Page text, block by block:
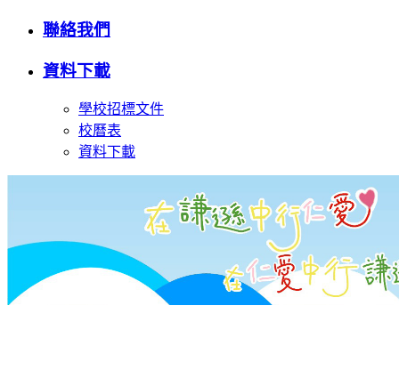
聯絡我們
資料下載
學校招標文件
校曆表
資料下載